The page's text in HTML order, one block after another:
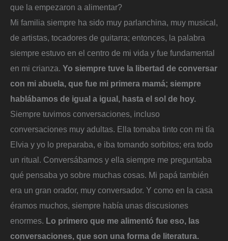
que la empezaron a alimentar?
Mi familia siempre ha sido muy parlanchina, muy musical,
de artistas, tocadores de guitarra; entonces, la palabra
siempre estuvo en el centro de mi vida y fue fundamental
en mi crianza. Yo siempre tuve la libertad de conversar
con mi abuela, que fue mi primera mamá; siempre
hablábamos de igual a igual, hasta el sol de hoy.
Siempre tuvimos conversaciones, incluso
conversaciones muy adultas. Ella tomaba tinto con mi tía
Elvia y yo lo preparaba, e iba tomando sorbitos; era todo
un ritual. Conversábamos y ella siempre me preguntaba
qué pensaba yo sobre muchas cosas. Mi papá también
era un gran orador, muy conversador. Y como en la casa
éramos muchos, siempre había unas discusiones
enormes. Lo primero que me alimentó fue eso, las
conversaciones, que son una forma de literatura.